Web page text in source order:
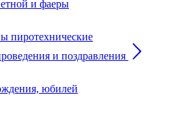
и фаеры
пиротехнические
и поздравления
юбилей